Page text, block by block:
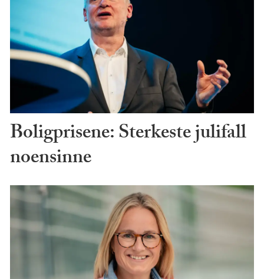
Boligprisene: Sterkeste julifall
noensinne